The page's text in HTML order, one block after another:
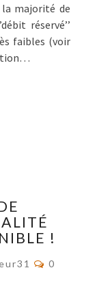
majorité de
réservé’’
faibles (voir
!
0